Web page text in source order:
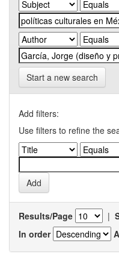
Start a new search
Add filters:
Use filters to refine the
Results/Page |
In order